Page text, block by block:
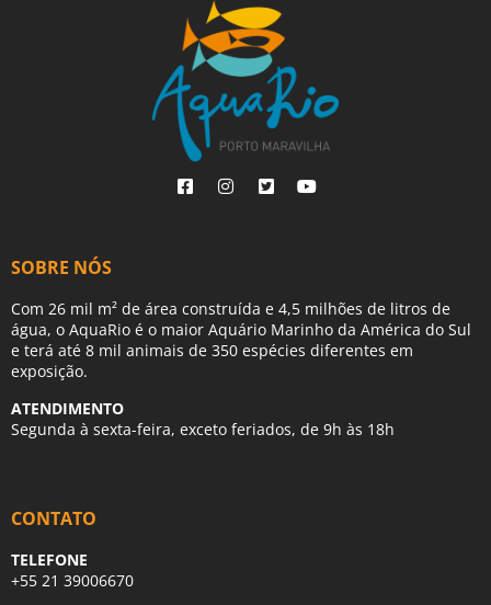
SOBRE NÓS
Com 26 mil m² de área construída e 4,5 milhões de litros de
água, o AquaRio é o maior Aquário Marinho da América do Sul
e terá até 8 mil animais de 350 espécies diferentes em
exposição.
ATENDIMENTO
Segunda à sexta-feira, exceto feriados, de 9h às 18h
CONTATO
TELEFONE
+55 21 39006670